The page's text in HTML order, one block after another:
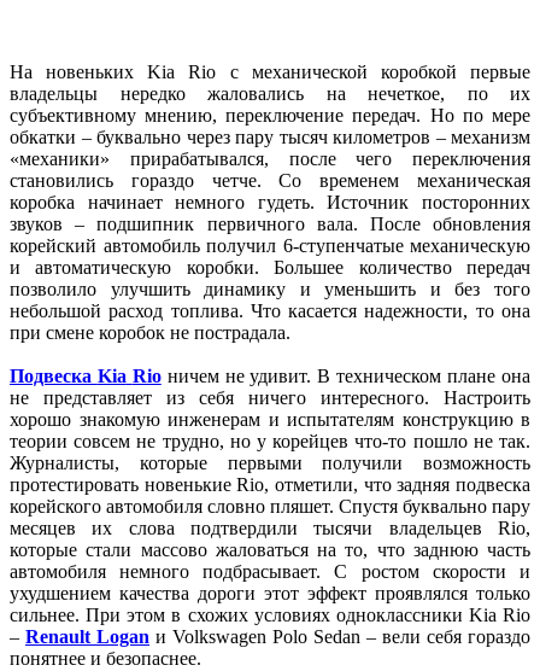
На новеньких Kia Rio с механической коробкой первые
владельцы нередко жаловались на нечеткое, по их
субъективному мнению, переключение передач. Но по мере
обкатки – буквально через пару тысяч километров – механизм
«механики» прирабатывался, после чего переключения
становились гораздо четче. Со временем механическая
коробка начинает немного гудеть. Источник посторонних
звуков – подшипник первичного вала. После обновления
корейский автомобиль получил 6-ступенчатые механическую
и автоматическую коробки. Большее количество передач
позволило улучшить динамику и уменьшить и без того
небольшой расход топлива. Что касается надежности, то она
при смене коробок не пострадала.
Подвеска Kia Rioничем не удивит. В техническом плане она
не представляет из себя ничего интересного. Настроить
хорошо знакомую инженерам и испытателям конструкцию в
теории совсем не трудно, но у корейцев что-то пошло не так.
Журналисты, которые первыми получили возможность
протестировать новенькие Rio, отметили, что задняя подвеска
корейского автомобиля словно пляшет. Спустя буквально пару
месяцев их слова подтвердили тысячи владельцев Rio,
которые стали массово жаловаться на то, что заднюю часть
автомобиля немного подбрасывает. С ростом скорости и
ухудшением качества дороги этот эффект проявлялся только
сильнее. При этом в схожих условиях одноклассники Kia Rio
– Renault Logan и Volkswagen Polo Sedan – вели себя гораздо
понятнее и безопаснее.